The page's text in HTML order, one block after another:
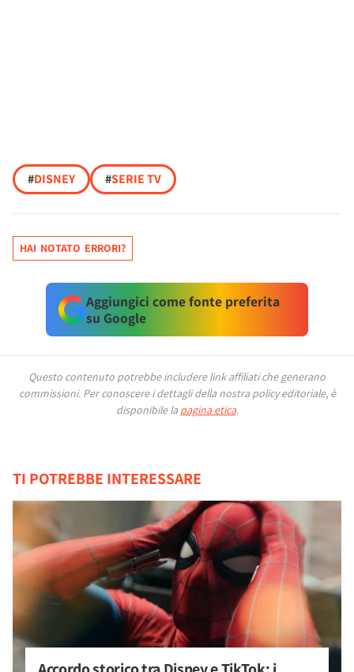
#DISNEY #SERIE TV
HAI NOTATO ERRORI?
Aggiungici come fonte preferita
su Google
Questo contenuto potrebbe includere link affiliati che generano
commissioni. Per conoscere i dettagli della nostra policy editoriale, è
disponibile la pagina etica.
TI POTREBBE INTERESSARE